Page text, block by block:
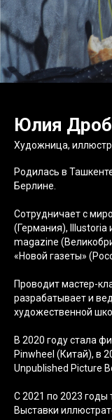
Юлия
Художница,
Родилась в
Берлине.
Сотрудничает с
(Германия),
magazine
«Новой газеты»
Проводит мастер-
разрабатывает и
художественной
В 2020 году стала
Pinwheel (Китай), в
Unpublished Picture
С 2021 по 2023 годы
Выставки